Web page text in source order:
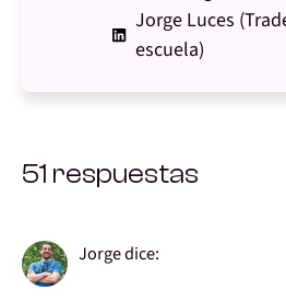
Jorge Luces
escuela)
51 respuestas
Jorgedice: